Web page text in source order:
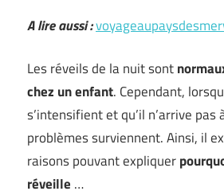
A lire aussi :
Les réveils de la nuit sont
chez un enfant. Cependant,
s’intensifient et qu’il n’arrive pas
problèmes surviennent. Ainsi, il
raisons pouvant expliquer
réveille …